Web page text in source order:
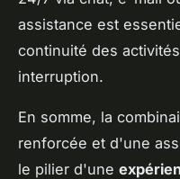
assistance est
continuité des
interruption.
En somme, la
renforcée et d'une
le pilier d'une